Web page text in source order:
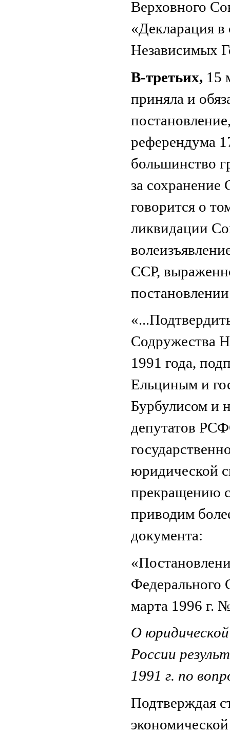
Верховного
«Декларация в
Независимых
В-третьих, 15
приняла и
референдума
большинство
за
говорится о
ликвидации
ССР,
Содружества
1991 года,
Ельциным и
Бурбулисом и
депутатов
юридической
прекращению
приводим
документа:
Федерального
марта 1996 г.
О
России
1991 г. по
Подтверждая